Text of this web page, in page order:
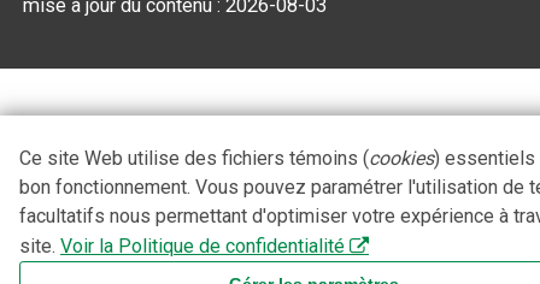
mise à jour du contenu :2026-08-03
Ce site Web utilise des fichiers témoins (cookies) essentiels
bon fonctionnement. Vous pouvez paramétrer l'utilisation de
facultatifs nous permettant d'optimiser votre expérience à
site. Voir la Politique de confidentialité